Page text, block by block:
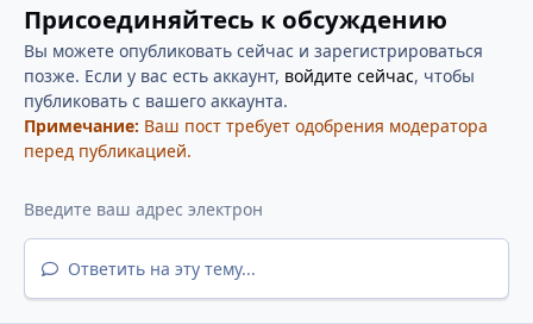
Присоединяйтесь к обсуждению
Вы можете опубликовать сейчас и зарегистрироваться
позже. Если у вас есть аккаунт, войдите сейчас, чтобы
публиковать с вашего аккаунта.
Примечание: Ваш пост требует одобрения модератора
перед публикацией.
Ответить на эту тему...